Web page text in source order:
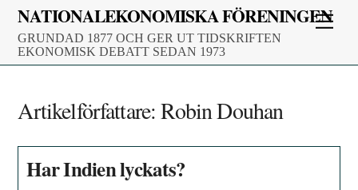
Skip
content
NATIONALEKONOMISKA FÖRENINGEN
GRUNDAD 1877 OCH GER UT TIDSKRIFTEN
EKONOMISK DEBATT SEDAN 1973
Artikelförfattare:Robin Douhan
Har Indien lyckats?